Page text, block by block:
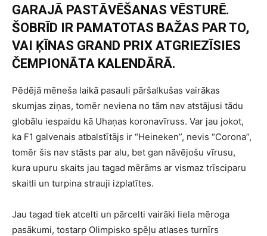
GARAJĀ PASTĀVĒŠANAS VĒSTURĒ.
ŠOBRĪD IR PAMATOTAS BAŽAS PAR TO,
VAI ĶĪNAS GRAND PRIX ATGRIEZĪSIES
ČEMPIONĀTA KALENDĀRĀ.
Pēdējā mēneša laikā pasauli pāršalkušas vairākas
skumjas ziņas, tomēr neviena no tām nav atstājusi tādu
globālu iespaidu kā Uhaņas koronavīruss. Var jau jokot,
ka F1 galvenais atbalstītājs ir “Heineken”, nevis “Corona”,
tomēr šis nav stāsts par alu, bet gan nāvējošu vīrusu,
kura upuru skaits jau tagad mērāms ar vismaz trīsciparu
skaitli un turpina strauji izplatītes.
Jau tagad tiek atcelti un pārcelti vairāki liela mēroga
pasākumi, tostarp Olimpisko spēļu atlases turnīrs